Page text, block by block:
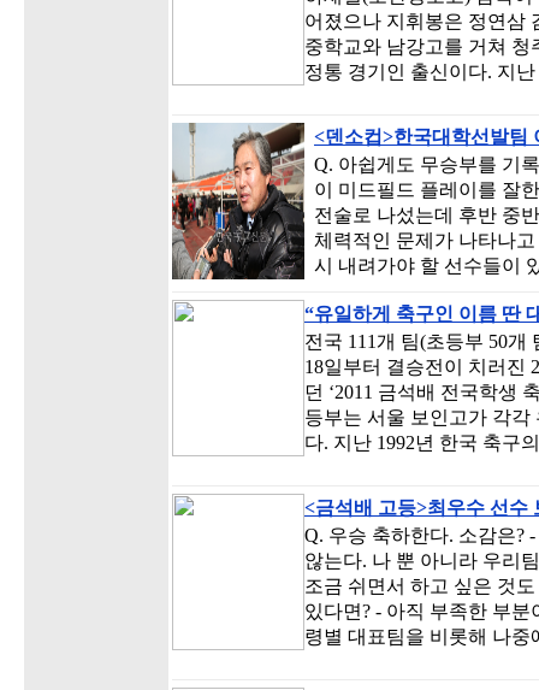
어졌으나 지휘봉은 정연삼
중학교와 남강고를 거쳐
정통 경기인 출신이다. 지
<덴소컵>한국대학선발팀
Q. 아쉽게도 무승부를 기
이 미드필드 플레이를 잘
전술로 나섰는데 후반 중
체력적인 문제가 나타나
시 내려가야 할 선수들이
“유일하게 축구인 이름 딴
전국 111개 팀(초등부 50개
18일부터 결승전이 치러진
던 ‘2011 금석배 전국학생
등부는 서울 보인고가 각
다. 지난 1992년 한국 축구
<금석배 고등>최우수 선수
Q. 우승 축하한다. 소감은?
않는다. 나 뿐 아니라 우리
조금 쉬면서 하고 싶은 것
있다면? - 아직 부족한 부
령별 대표팀을 비롯해 나